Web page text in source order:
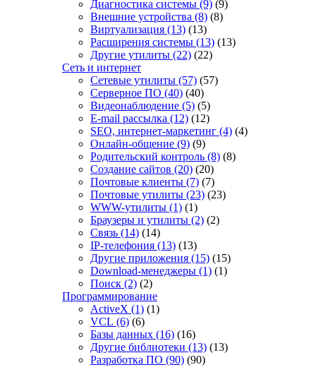
Диагностика системы (9) (9)
Внешние устройства (8) (8)
Виртуализация (13) (13)
Расширения системы (13) (13)
Другие утилиты (22) (22)
Сеть и интернет
Сетевые утилиты (57) (57)
Серверное ПО (40) (40)
Видеонаблюдение (5) (5)
E-mail рассылка (12) (12)
SEO, интернет-маркетинг (4) (4)
Онлайн-общение (9) (9)
Родительский контроль (8) (8)
Создание сайтов (20) (20)
Почтовые клиенты (7) (7)
Почтовые утилиты (23) (23)
WWW-утилиты (1) (1)
Браузеры и утилиты (2) (2)
Связь (14) (14)
IP-телефония (13) (13)
Другие приложения (15) (15)
Download-менеджеры (1) (1)
Поиск (2) (2)
Программирование
ActiveX (1) (1)
VCL (6) (6)
Базы данных (16) (16)
Другие библиотеки (13) (13)
Разработка ПО (90) (90)